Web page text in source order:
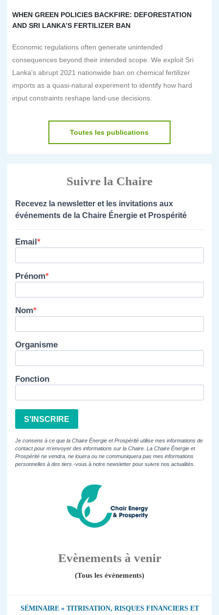
WHEN GREEN POLICIES BACKFIRE: DEFORESTATION
AND SRI LANKA’S FERTILIZER BAN
Economic regulations often generate unintended
consequences beyond their intended scope. We exploit Sri
Lanka's abrupt 2021 nationwide ban on chemical fertilizer
imports as a quasi-natural experiment to identify how hard
input constraints reshape land-use decisions.
Toutes les publications
Suivre la Chaire
Recevez la newsletter et les invitations aux
événements de la Chaire Énergie et Prospérité
Email
Prénom
Nom
Organisme
Fonction
S'INSCRIRE
Je consens à ce que la Chaire Énergie et Prospérité utilise mes informations de
contact pour m'envoyer des informations sur la Chaire. La Chaire Énergie et
Prospérité ne vendra, ne louera ou ne communiquera pas mes informations
personnelles à des tiers. -vous à notre newsletter pour suivre nos actualités.
Evènements à venir
(Tous les évènements)
SÉMINAIRE « TITRISATION, RISQUES FINANCIERS ET